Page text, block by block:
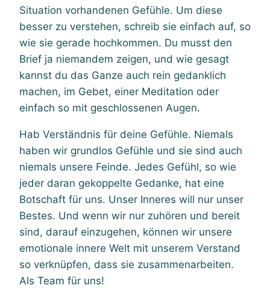
Situation vorhandenen Gefühle. Um diese
besser zu verstehen, schreib sie einfach auf, so
wie sie gerade hochkommen. Du musst den
Brief ja niemandem zeigen, und wie gesagt
kannst du das Ganze auch rein gedanklich
machen, im Gebet, einer Meditation oder
einfach so mit geschlossenen Augen.
Hab Verständnis für deine Gefühle. Niemals
haben wir grundlos Gefühle und sie sind auch
niemals unsere Feinde. Jedes Gefühl, so wie
jeder daran gekoppelte Gedanke, hat eine
Botschaft für uns. Unser Inneres will nur unser
Bestes. Und wenn wir nur zuhören und bereit
sind, darauf einzugehen, können wir unsere
emotionale innere Welt mit unserem Verstand
so verknüpfen, dass sie zusammenarbeiten.
Als Team für uns!